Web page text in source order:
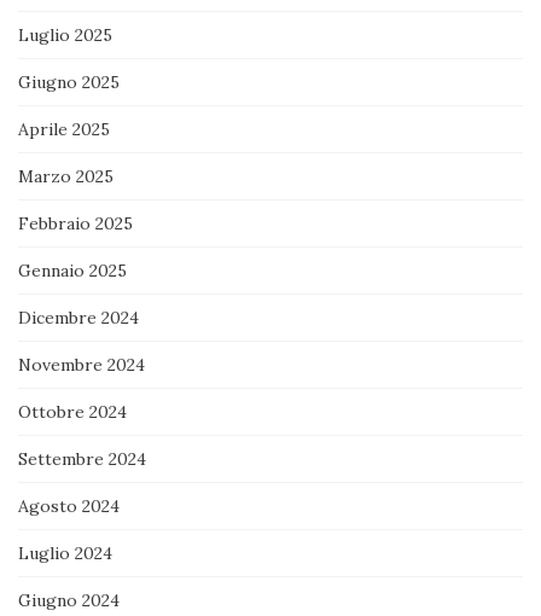
Luglio 2025
Giugno 2025
Aprile 2025
Marzo 2025
Febbraio 2025
Gennaio 2025
Dicembre 2024
Novembre 2024
Ottobre 2024
Settembre 2024
Agosto 2024
Luglio 2024
Giugno 2024